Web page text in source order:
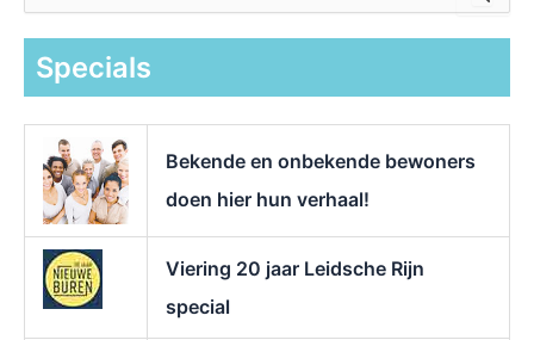
a
Specials
Bekende en onbekende bewoners
doen hier hun verhaal!
Viering 20 jaar Leidsche Rijn
special